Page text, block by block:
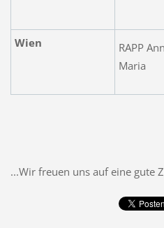
Wien
RAPP
Maria
...Wir freuen uns auf eine gute